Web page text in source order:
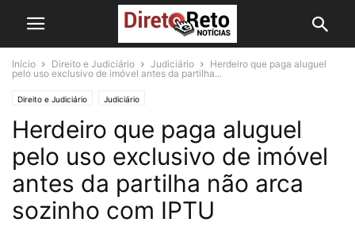
Início Direito e Judiciário Judiciário
Herdeiro que paga aluguel
pelo uso exclusivo de imóvel antes da partilha...
Direito e Judiciário Judiciário
Herdeiro que paga aluguel
pelo uso exclusivo de imóvel
antes da partilha não arca
sozinho com IPTU